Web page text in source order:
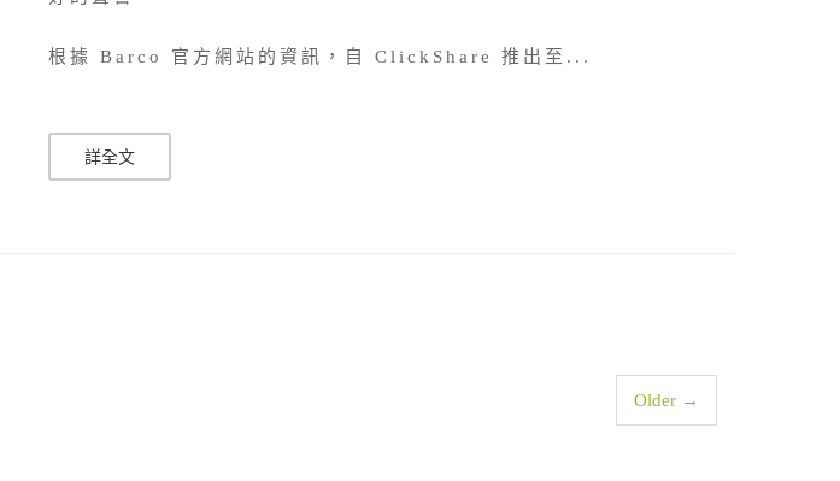
根據 Barco 官方網站的資訊，自 ClickShare 推出至...
詳全文
Older →